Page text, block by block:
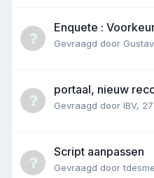
Enquete :
Gevraagd door Gustav
portaal, nieuw
Gevraagd door IBV,
Script aanpassen
Gevraagd door